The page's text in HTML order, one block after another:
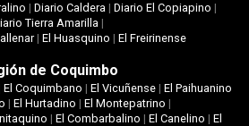
| Diario Caldera| Diario El Copiapino |
Tierra Amarilla|
| El Huasquino | El Freirinense
de Coquimbo
El Coquimbano | El Vicuñense| El Paihuanino
| El Hurtadino | El Montepatrino |
|El Combarbalino |El Canelino |El